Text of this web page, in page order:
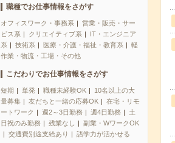
職種でお仕事情報をさがす
オフィスワーク・事務系
営業・販売・サー
ビス系
クリエイティブ系
IT・エンジニア
系
技術系 医療・介護・福祉・教育系
軽
作業・物流・工場・その他
こだわりでお仕事情報をさがす
短期 単発 職種未経験OK
10名以上の大
量募集
友だちと一緒の応募OK
在宅・リモ
ートワーク
週2～3日勤務 週4日勤務
土
日祝のみ勤務
残業なし
副業・WワークOK
交通費別途支給あり
語学力が活かせる